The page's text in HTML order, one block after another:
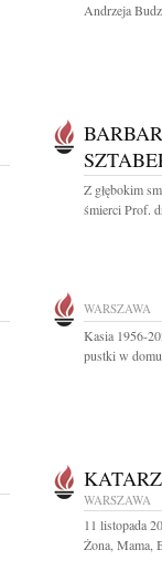
Andrzeja
Z głębokim
śmierci Prof.
WARSZAWA
Kasia 1956-
pustki w
WARSZAWA
11 listopada
Żona, Mama,